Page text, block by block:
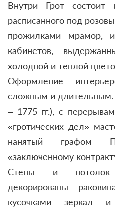
Внутри Грот состоит
расписанного под
прожилками мрамор,
кабинетов,
холодной и теплой
Оформление
сложным и длительным.
– 1775 гг.), с
«гротических дел»
нанятый графом
«заключенному
Стены и потолок
декорированы
кусочками зеркал